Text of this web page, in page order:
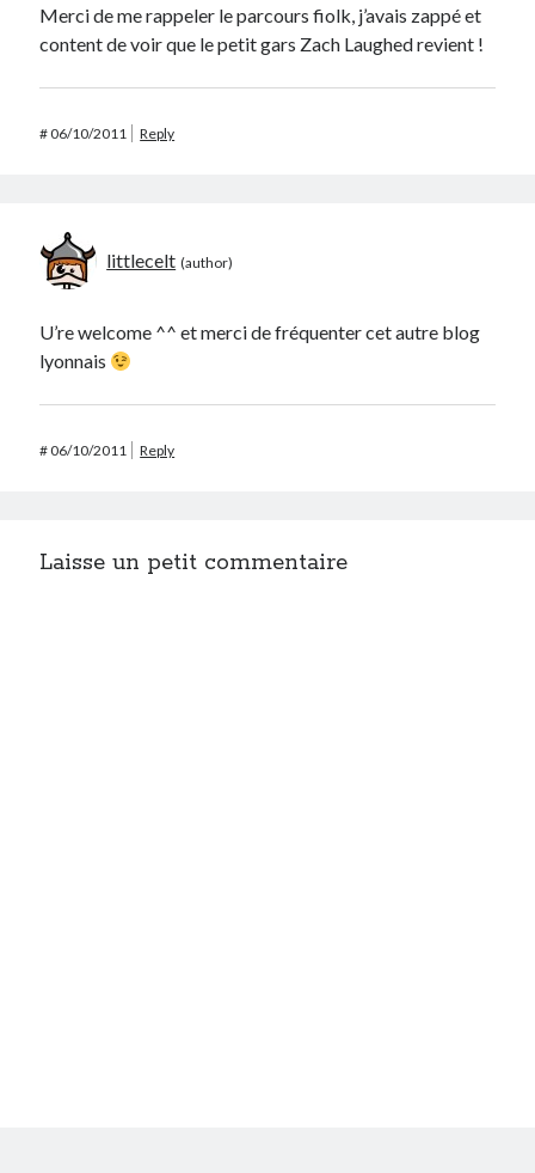
Merci de me rappeler le parcours fiolk, j’avais zappé et
content de voir que le petit gars Zach Laughed revient !
#06/10/2011 Reply
littlecelt
U’re welcome ^^ et merci de fréquenter cet autre blog
lyonnais
#06/10/2011 Reply
Laisse un petit commentaire